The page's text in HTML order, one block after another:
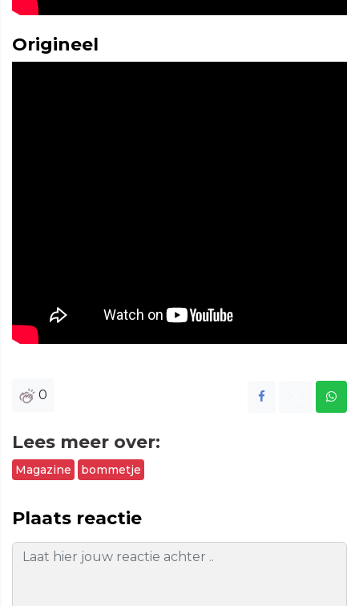
Origineel
0
Lees meer over:
Magazine bommetje
Plaats reactie